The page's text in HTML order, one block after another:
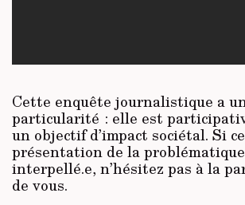
Cette enquête journalistique a
particularité : elle est
un objectif d’impact sociétal. Si
présentation de la
interpellé.e, n’hésitez pas à la
de vous.